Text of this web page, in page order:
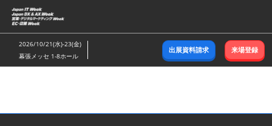
ス
キ
ッ
し
む
2026/10/21(水)-23(金)
幕張メッセ 1-8ホール
出展資料請求 来場登録